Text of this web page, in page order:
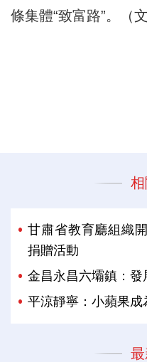
條集體“致富路”。（
甘肅省教育廳組織
捐贈活動
金昌永昌六壩鎮：
平涼靜寧：小蘋果